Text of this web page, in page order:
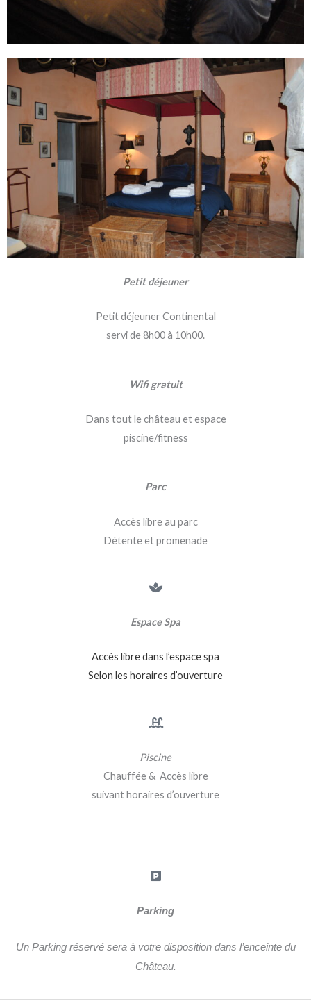
Petit déjeuner
Petit déjeuner Continental
servi de 8h00 à 10h00.
Wifi gratuit
Dans tout le château et espace
piscine/fitness
Parc
Accès libre au parc
Détente et promenade
Espace Spa
Accès libre dans l’espace spa
Selon les horaires d’ouverture
Piscine
Chauffée & Accès libre
suivant horaires d’ouverture
Parking
Un Parking réservé sera à votre disposition dans l’enceinte du
Château.